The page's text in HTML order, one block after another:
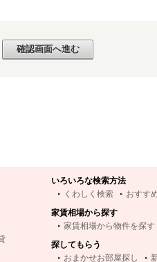
いろいろな検索方法
くわしく検索
おすす
家賃相場から探す
家賃相場から物件を探す
探してもらう
おまかせお部屋探し